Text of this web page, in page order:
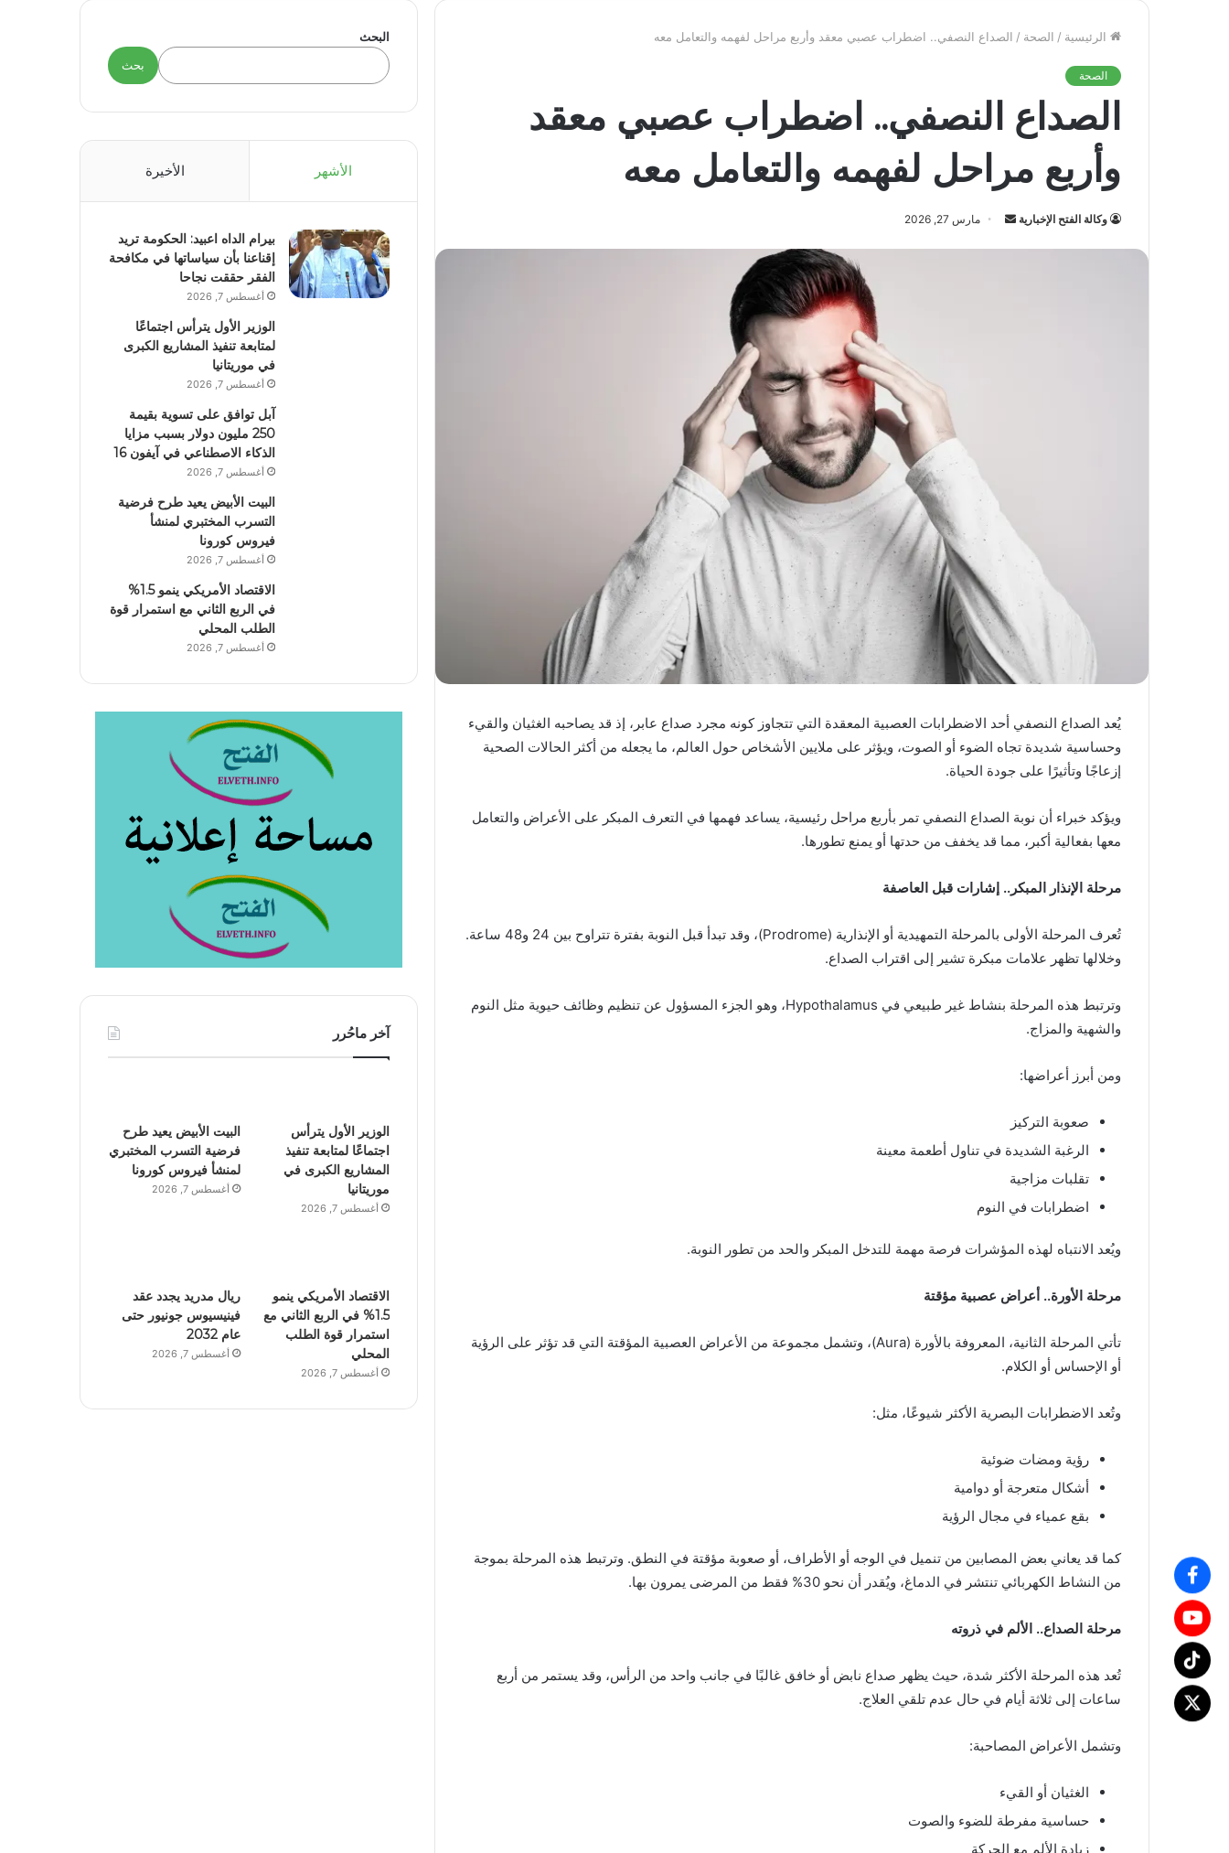
الرئيسية / الصحة / الصداع النصفي.. اضطراب عصبي معقد وأربع مراحل لفهمه والتعامل معه
الصحة
الصداع النصفي.. اضطراب عصبي معقد
وأربع مراحل لفهمه والتعامل معه
وكالة الفتح الإخبارية
أرسل مارس 27, 2026
يُعد الصداع النصفي أحد الاضطرابات العصبية المعقدة التي تتجاوز كونه مجرد صداع عابر، إذ قد يصاحبه الغثيان والقيء
وحساسية شديدة تجاه الضوء أو الصوت، ويؤثر على ملايين الأشخاص حول العالم، ما يجعله من أكثر الحالات الصحية
إزعاجًا وتأثيرًا على جودة الحياة.
ويؤكد خبراء أن نوبة الصداع النصفي تمر بأربع مراحل رئيسية، يساعد فهمها في التعرف المبكر على الأعراض والتعامل
معها بفعالية أكبر، مما قد يخفف من حدتها أو يمنع تطورها.
مرحلة الإنذار المبكر.. إشارات قبل العاصفة
تُعرف المرحلة الأولى بالمرحلة التمهيدية أو الإنذارية (Prodrome)، وقد تبدأ قبل النوبة بفترة تتراوح بين 24 و48 ساعة.
وخلالها تظهر علامات مبكرة تشير إلى اقتراب الصداع.
وترتبط هذه المرحلة بنشاط غير طبيعي في Hypothalamus، وهو الجزء المسؤول عن تنظيم وظائف حيوية مثل النوم
والشهية والمزاج.
ومن أبرز أعراضها:
صعوبة التركيز
الرغبة الشديدة في تناول أطعمة معينة
تقلبات مزاجية
اضطرابات في النوم
ويُعد الانتباه لهذه المؤشرات فرصة مهمة للتدخل المبكر والحد من تطور النوبة.
مرحلة الأورة.. أعراض عصبية مؤقتة
تأتي المرحلة الثانية، المعروفة بالأورة (Aura)، وتشمل مجموعة من الأعراض العصبية المؤقتة التي قد تؤثر على الرؤية
أو الإحساس أو الكلام.
وتُعد الاضطرابات البصرية الأكثر شيوعًا، مثل:
رؤية ومضات ضوئية
أشكال متعرجة أو دوامية
بقع عمياء في مجال الرؤية
كما قد يعاني بعض المصابين من تنميل في الوجه أو الأطراف، أو صعوبة مؤقتة في النطق. وترتبط هذه المرحلة بموجة
من النشاط الكهربائي تنتشر في الدماغ، ويُقدر أن نحو 30% فقط من المرضى يمرون بها.
مرحلة الصداع.. الألم في ذروته
تُعد هذه المرحلة الأكثر شدة، حيث يظهر صداع نابض أو خافق غالبًا في جانب واحد من الرأس، وقد يستمر من أربع
ساعات إلى ثلاثة أيام في حال عدم تلقي العلاج.
وتشمل الأعراض المصاحبة:
الغثيان أو القيء
حساسية مفرطة للضوء والصوت
زيادة الألم مع الحركة
البحث
بحث
الأشهر الأخيرة
بيرام الداه اعبيد: الحكومة تريد
إقناعنا بأن سياساتها في مكافحة
الفقر حققت نجاحا
أغسطس 7, 2026
الوزير الأول يترأس اجتماعًا
لمتابعة تنفيذ المشاريع الكبرى
في موريتانيا
أغسطس 7, 2026
آبل توافق على تسوية بقيمة
250 مليون دولار بسبب مزايا
الذكاء الاصطناعي في آيفون 16
أغسطس 7, 2026
البيت الأبيض يعيد طرح فرضية
التسرب المختبري لمنشأ
فيروس كورونا
أغسطس 7, 2026
الاقتصاد الأمريكي ينمو 1.5%
في الربع الثاني مع استمرار قوة
الطلب المحلي
أغسطس 7, 2026
آخر ماحُرر
الوزير الأول يترأس
اجتماعًا لمتابعة تنفيذ
المشاريع الكبرى في
موريتانيا
أغسطس 7, 2026
البيت الأبيض يعيد طرح
فرضية التسرب المختبري
لمنشأ فيروس كورونا
أغسطس 7, 2026
الاقتصاد الأمريكي ينمو
1.5% في الربع الثاني مع
استمرار قوة الطلب
المحلي
أغسطس 7, 2026
ريال مدريد يجدد عقد
فينيسيوس جونيور حتى
عام 2032
أغسطس 7, 2026